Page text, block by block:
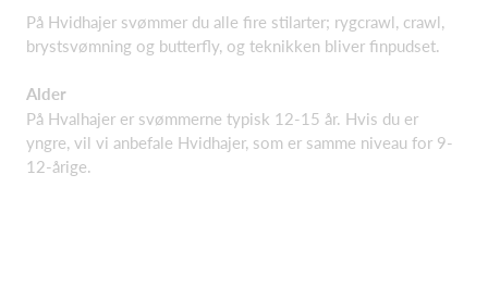
På Hvidhajer svømmer du alle fire stilarter; rygcrawl, crawl,
brystsvømning og butterfly, og teknikken bliver finpudset.
Alder
På Hvalhajer er svømmerne typisk 12-15 år. Hvis du er
yngre, vil vi anbefale Hvidhajer, som er samme niveau for 9-
12-årige.